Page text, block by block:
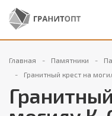
Главная Памятники
Гранитный крест на